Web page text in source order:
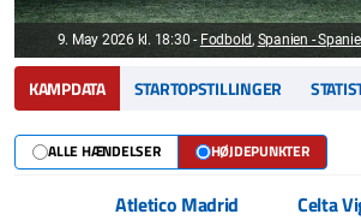
9. May 2026 kl. 18:30 - Fodbold, Spanien -
KAMPDATA STARTOPSTILLINGER
ALLE HÆNDELSER HØJDEPUNKTER
Atletico Madrid Celta